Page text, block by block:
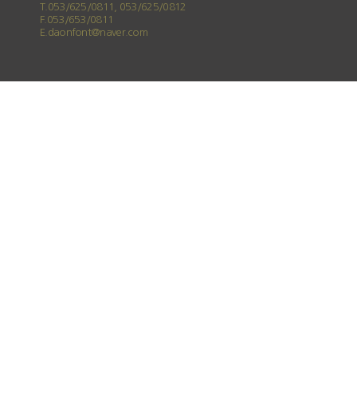
T.053/625/0811, 053/625/0812
F.053/653/0811
E.daonfont@naver.com